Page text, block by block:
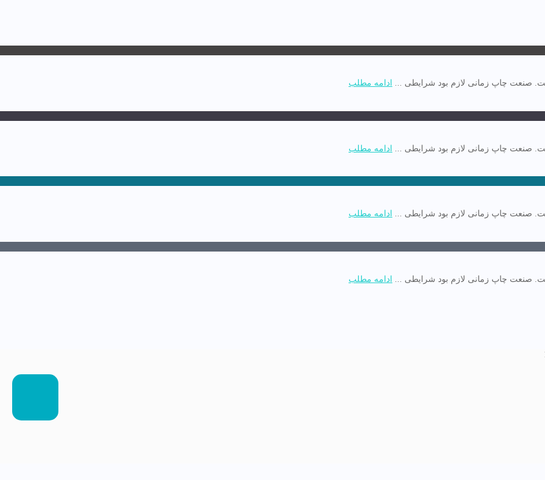
صنعت چاپ زمانی لازم بود شرایطی ... ادامه مطلب
صنعت چاپ زمانی لازم بود شرایطی ... ادامه مطلب
صنعت چاپ زمانی لازم بود شرایطی ... ادامه مطلب
صنعت چاپ زمانی لازم بود شرایطی ... ادامه مطلب